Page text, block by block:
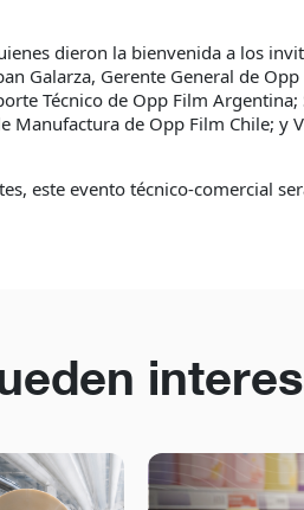
dieron la bienvenida a los
Galarza, Gerente General de
Técnico de Opp Film
Manufactura de Opp Film Chile; y
este evento técnico-comercial